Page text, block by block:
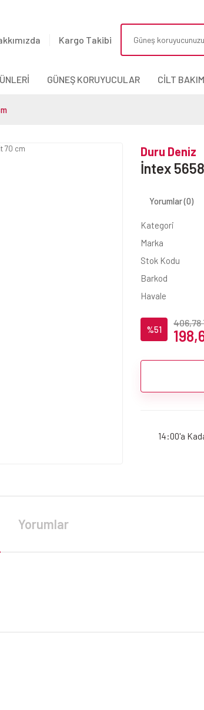
Kargo Takibi
GÜNEŞ KORUYUCULAR CİLT
Duru Deniz
İntex
Yorumlar (0)
Kategori
Marka
Stok Kodu
Barkod
Havale
%51
406,78
14:00'a
Yorumlar